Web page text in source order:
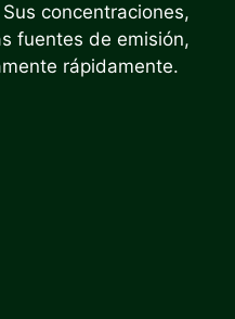
concentraciones,
fuentes de emisión,
rápidamente.